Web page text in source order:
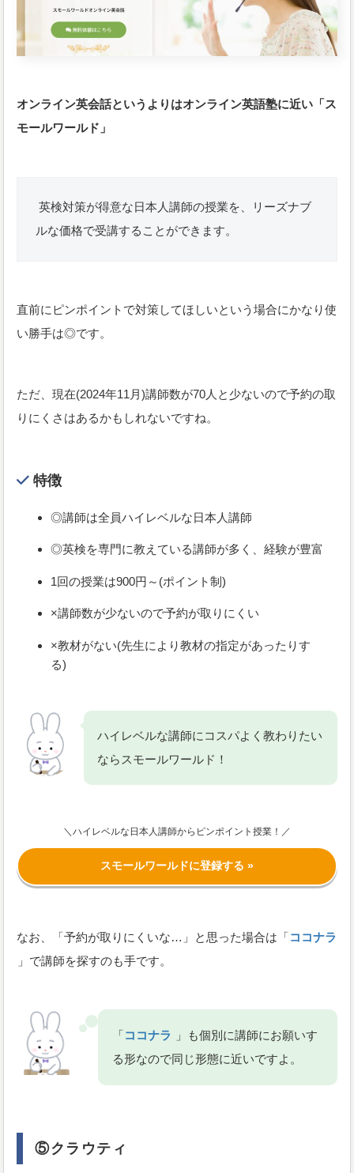
オンライン英会話というよりはオンライン英語塾に近い「ス
モールワールド」
英検対策が得意な日本人講師の授業を、リーズナブ
ルな価格で受講することができます。
直前にピンポイントで対策してほしいという場合にかなり使
い勝手は◎です。
ただ、現在(2024年11月)講師数が70人と少ないので予約の取
りにくさはあるかもしれないですね。
特徴
◎講師は全員ハイレベルな日本人講師
◎英検を専門に教えている講師が多く、経験が豊富
1回の授業は900円～(ポイント制)
×講師数が少ないので予約が取りにくい
×教材がない(先生により教材の指定があったりす
る)
ハイレベルな講師にコスパよく教わりたい
ならスモールワールド！
＼ハイレベルな日本人講師からピンポイント授業！／
スモールワールドに登録する »
なお、「予約が取りにくいな…」と思った場合は「ココナラ
」で講師を探すのも手です。
「ココナラ
」も個別に講師にお願いす
る形なので同じ形態に近いですよ。
⑤クラウティ